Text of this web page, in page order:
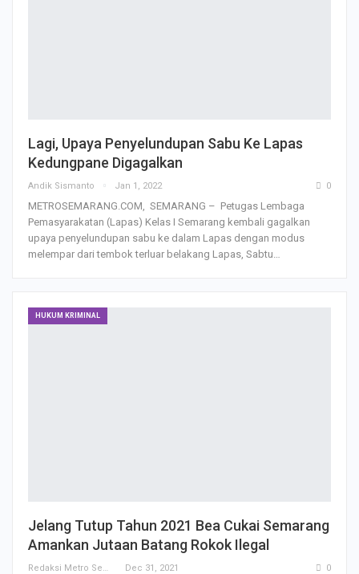
Lagi, Upaya Penyelundupan Sabu Ke Lapas
Kedungpane Digagalkan
Andik Sismanto Jan 1, 2022 0
METROSEMARANG.COM, SEMARANG – Petugas Lembaga
Pemasyarakatan (Lapas) Kelas I Semarang kembali gagalkan
upaya penyelundupan sabu ke dalam Lapas dengan modus
melempar dari tembok terluar belakang Lapas, Sabtu…
HUKUM KRIMINAL
Jelang Tutup Tahun 2021 Bea Cukai Semarang
Amankan Jutaan Batang Rokok Ilegal
Redaksi Metro Semarang Dec 31, 2021 0